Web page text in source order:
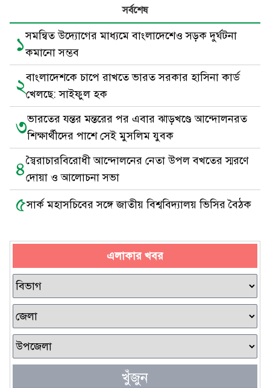
সর্বশেষ
১সমন্বিত উদ্যোগের মাধ্যমে বাংলাদেশেও সড়ক দুর্ঘটনা
কমানো সম্ভব
২বাংলাদেশকে চাপে রাখতে ভারত সরকার হাসিনা কার্ড
খেলছে: সাইফুল হক
৩ভারতের যন্তর মন্তরের পর এবার ঝাড়খণ্ডে আন্দোলনরত
শিক্ষার্থীদের পাশে সেই মুসলিম যুবক
৪স্বৈরাচারবিরোধী আন্দোলনের নেতা উপল বখতের স্মরণে
দোয়া ও আলোচনা সভা
৫সার্ক মহাসচিবের সঙ্গে জাতীয় বিশ্ববিদ্যালয় ভিসির বৈঠক
এলাকার খবর
খুঁজুন